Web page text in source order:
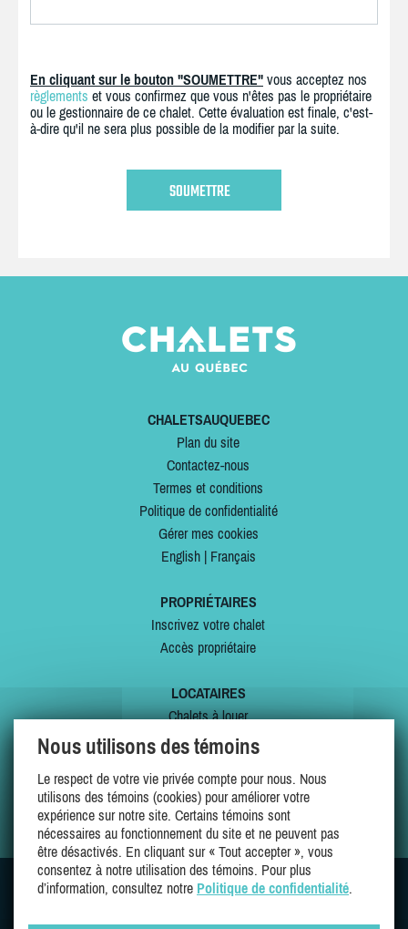
En cliquant sur le bouton "SOUMETTRE" vous acceptez nos
règlements et vous confirmez que vous n'êtes pas le propriétaire
ou le gestionnaire de ce chalet. Cette évaluation est finale, c'est-
à-dire qu'il ne sera plus possible de la modifier par la suite.
CHALETSAUQUEBEC
Plan du site
Contactez-nous
Termes et conditions
Politique de confidentialité
Gérer mes cookies
English| Français
PROPRIÉTAIRES
Inscrivez votre chalet
Accès propriétaire
LOCATAIRES
Chalets à louer
Chalets à vendre
Offres spéciales
Mes favoris
SUIVEZ-NOUS SUR
Nous utilisons des témoins
Le respect de votre vie privée compte pour nous. Nous
utilisons des témoins (cookies) pour améliorer votre
expérience sur notre site. Certains témoins sont
nécessaires au fonctionnement du site et ne peuvent pas
être désactivés. En cliquant sur « Tout accepter », vous
consentez à notre utilisation des témoins. Pour plus
d’information, consultez notre Politique de confidentialité.